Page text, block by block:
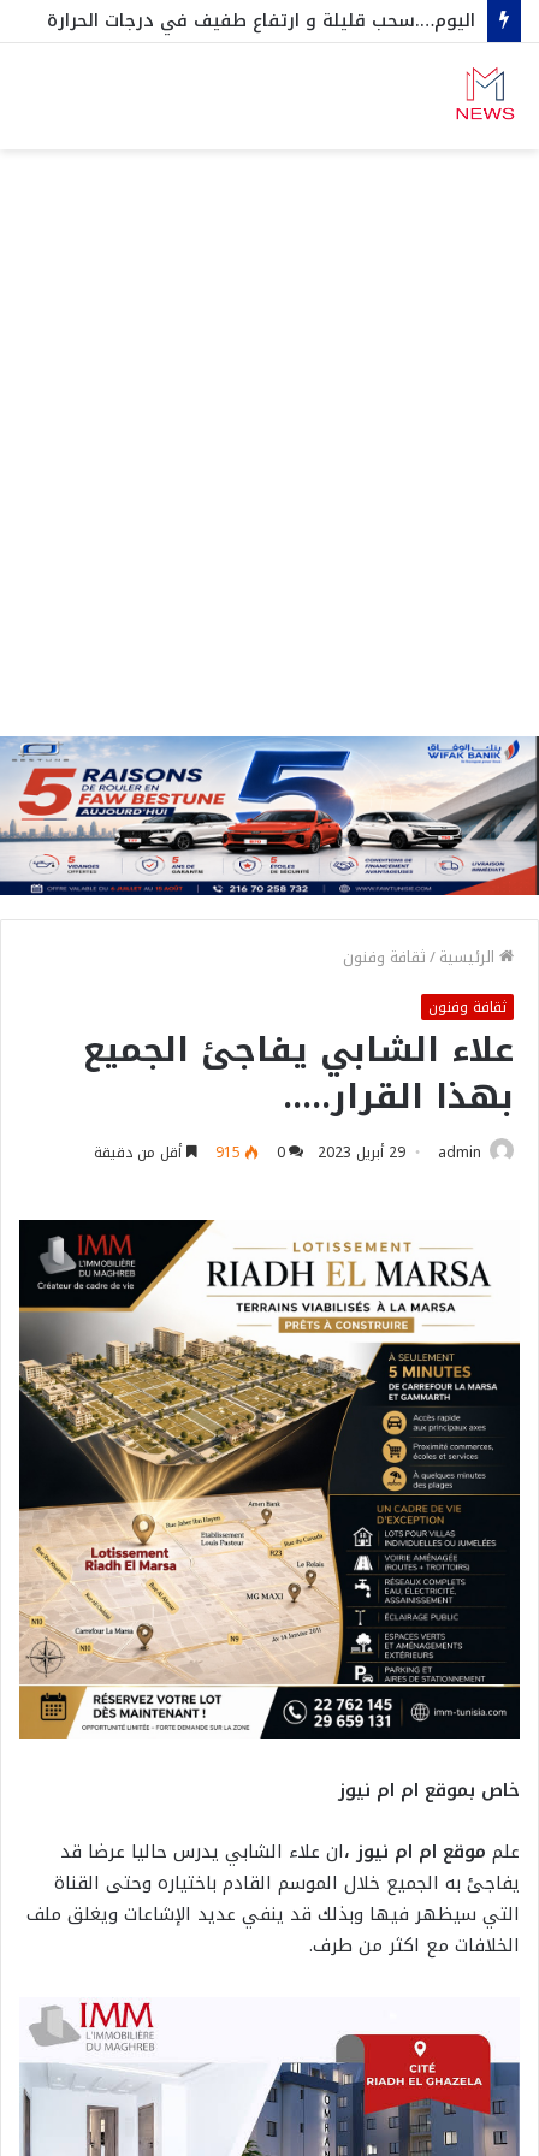
اليوم….سحب قليلة و ارتفاع طفيف في درجات الحرارة
الرئيسية/ثقافة وفنون
ثقافة وفنون
علاء الشابي يفاجئ الجميع
بهذا القرار…..
admin 29 أبريل 2023 0
915 أقل من دقيقة
خاص بموقع ام ام نيوز
علم موقع ام ام نيوز ،ان علاء الشابي يدرس حاليا عرضا قد
يفاجئ به الجميع خلال الموسم القادم باختياره وحتى القناة
التي سيظهر فيها وبذلك قد ينفي عديد الإشاعات ويغلق ملف
الخلافات مع اكثر من طرف.